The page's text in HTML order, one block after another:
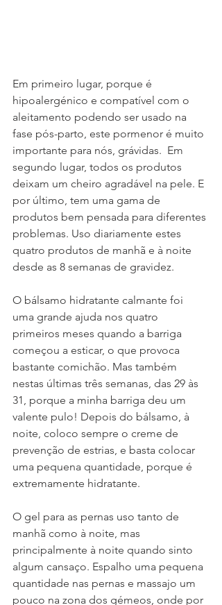
Em primeiro lugar, porque é
hipoalergénico e compatível com o
aleitamento podendo ser usado na
fase pós-parto, este pormenor é muito
importante para nós, grávidas.  Em
segundo lugar, todos os produtos
deixam um cheiro agradável na pele. E
por último, tem uma gama de
produtos bem pensada para diferentes
problemas. Uso diariamente estes
quatro produtos de manhã e à noite
desde as 8 semanas de gravidez.
O bálsamo hidratante calmante foi
uma grande ajuda nos quatro
primeiros meses quando a barriga
começou a esticar, o que provoca
bastante comichão. Mas também
nestas últimas três semanas, das 29 às
31, porque a minha barriga deu um
valente pulo! Depois do bálsamo, à
noite, coloco sempre o creme de
prevenção de estrias, e basta colocar
uma pequena quantidade, porque é
extremamente hidratante.
O gel para as pernas uso tanto de
manhã como à noite, mas
principalmente à noite quando sinto
algum cansaço. Espalho uma pequena
quantidade nas pernas e massajo um
pouco na zona dos gémeos, onde por